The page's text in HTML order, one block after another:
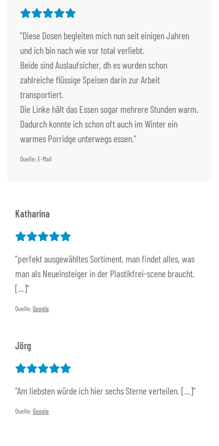
"Diese Dosen begleiten mich nun seit einigen Jahren
und ich bin nach wie vor total verliebt.
Beide sind Auslaufsicher, dh es wurden schon
zahlreiche flüssige Speisen darin zur Arbeit
transportiert.
Die Linke hält das Essen sogar mehrere Stunden warm.
Dadurch konnte ich schon oft auch im Winter ein
warmes Porridge unterwegs essen."
Quelle: E-Mail
Katharina
"perfekt ausgewähltes Sortiment. man findet alles, was
man als Neueinsteiger in der Plastikfrei-scene braucht.
[...]"
Quelle: Google
Jörg
"Am liebsten würde ich hier sechs Sterne verteilen. [...]"
Quelle: Google